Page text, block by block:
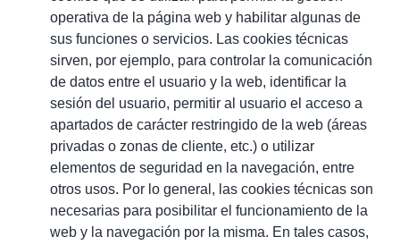
operativa de la página web y habilitar algunas de
sus funciones o servicios. Las cookies técnicas
sirven, por ejemplo, para controlar la comunicación
de datos entre el usuario y la web, identificar la
sesión del usuario, permitir al usuario el acceso a
apartados de carácter restringido de la web (áreas
privadas o zonas de cliente, etc.) o utilizar
elementos de seguridad en la navegación, entre
otros usos. Por lo general, las cookies técnicas son
necesarias para posibilitar el funcionamiento de la
web y la navegación por la misma. En tales casos,